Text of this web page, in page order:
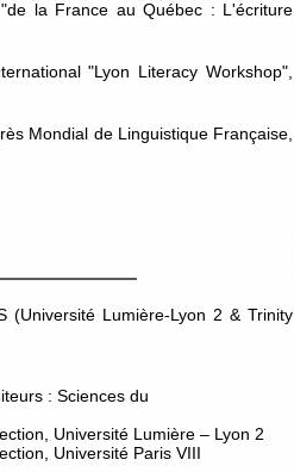
la France au Québec : L'écriture
"Lyon Literacy Workshop",
Mondial de Linguistique Française,
(Université Lumière-Lyon 2 & Trinity
: Sciences du
Université Lumière – Lyon 2
Université Paris VIII